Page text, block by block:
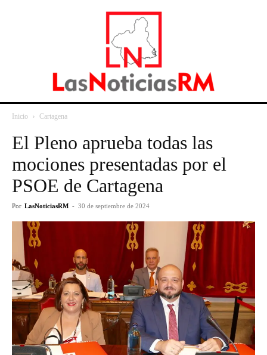
Inicio Cartagena
El Pleno aprueba todas las
mociones presentadas por el
PSOE de Cartagena
Por LasNoticiasRM - 30 de septiembre de 2024